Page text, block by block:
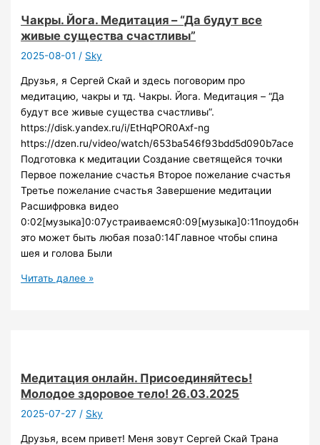
Чакры. Йога. Медитация – “Да будут все
живые существа счастливы”
2025-08-01 / Sky
Друзья, я Сергей Скай и здесь поговорим про
медитацию, чакры и тд. Чакры. Йога. Медитация – “Да
будут все живые существа счастливы”.
https://disk.yandex.ru/i/EtHqPOR0Axf-ng
https://dzen.ru/video/watch/653ba546f93bdd5d090b7ace
Подготовка к медитации Создание светящейся точки
Первое пожелание счастья Второе пожелание счастья
Третье пожелание счастья Завершение медитации
Расшифровка видео
0:02[музыка]0:07устраиваемся0:09[музыка]0:11поудобнее
это может быть любая поза0:14Главное чтобы спина
шея и голова Были
Чакры.
все
живые
существа
счастливы”
Читать далее »
Медитация онлайн. Присоединяйтесь!
Молодое здоровое тело! 26.03.2025
2025-07-27 / Sky
Друзья, всем привет! Меня зовут Сергей Скай Трана